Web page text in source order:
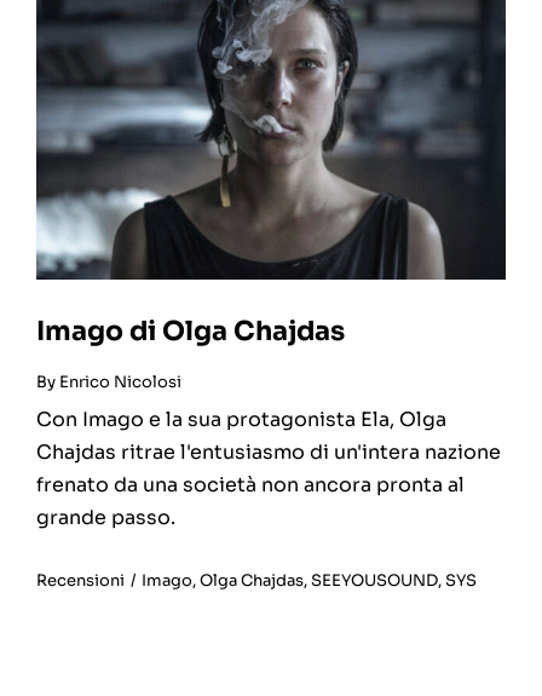
Imago di Olga Chajdas
By Enrico Nicolosi
Con Imago e la sua protagonista Ela, Olga
Chajdas ritrae l'entusiasmo di un'intera nazione
frenato da una società non ancora pronta al
grande passo.
Recensioni / Imago,Olga Chajdas,SEEYOUSOUND,SYS